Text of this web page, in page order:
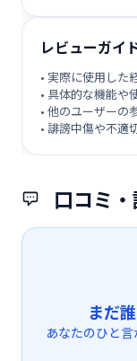
口コミ
まだ
あなたのひと
レビューガイ
• 実際に使用した
• 具体的な機能や
• 他のユーザーの
• 誹謗中傷や不適